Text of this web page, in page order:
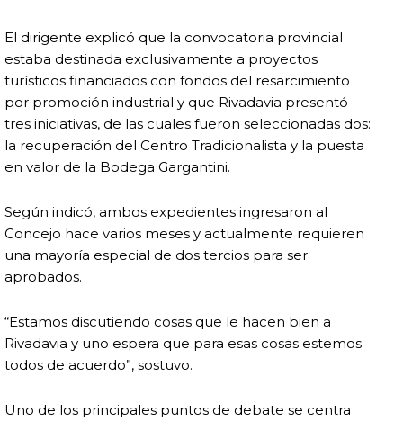
El dirigente explicó que la convocatoria provincial
estaba destinada exclusivamente a proyectos
turísticos financiados con fondos del resarcimiento
por promoción industrial y que Rivadavia presentó
tres iniciativas, de las cuales fueron seleccionadas dos:
la recuperación del Centro Tradicionalista y la puesta
en valor de la Bodega Gargantini.
Según indicó, ambos expedientes ingresaron al
Concejo hace varios meses y actualmente requieren
una mayoría especial de dos tercios para ser
aprobados.
“Estamos discutiendo cosas que le hacen bien a
Rivadavia y uno espera que para esas cosas estemos
todos de acuerdo”, sostuvo.
Uno de los principales puntos de debate se centra